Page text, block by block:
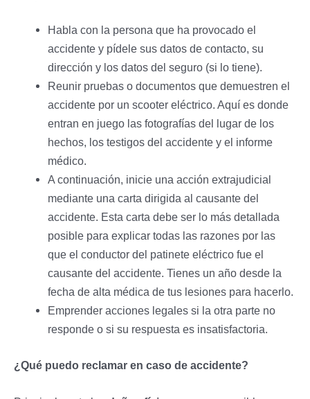
Habla con la persona que ha provocado el
accidente y pídele sus datos de contacto, su
dirección y los datos del seguro (si lo tiene).
Reunir pruebas o documentos que demuestren el
accidente por un scooter eléctrico. Aquí es donde
entran en juego las fotografías del lugar de los
hechos, los testigos del accidente y el informe
médico.
A continuación, inicie una acción extrajudicial
mediante una carta dirigida al causante del
accidente. Esta carta debe ser lo más detallada
posible para explicar todas las razones por las
que el conductor del patinete eléctrico fue el
causante del accidente. Tienes un año desde la
fecha de alta médica de tus lesiones para hacerlo.
Emprender acciones legales si la otra parte no
responde o si su respuesta es insatisfactoria.
¿Qué puedo reclamar en caso de accidente?